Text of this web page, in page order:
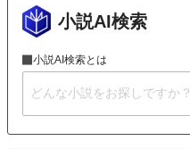
小説AI検索
小説AI検索とは